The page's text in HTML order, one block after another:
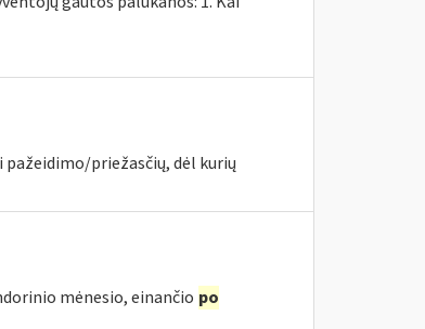
priežasčių, dėl kurių
mėnesio, einančio po